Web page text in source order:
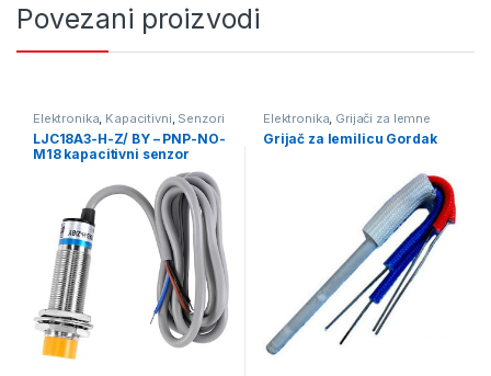
Povezani proizvodi
Elektronika, Kapacitivni, Senzori
LJC18A3-H-Z/ BY – PNP-NO-
M18 kapacitivni senzor
Elektronika, Grijači za lemne
stanice Oprema za lemljenje
Grijač za lemilicu Gordak